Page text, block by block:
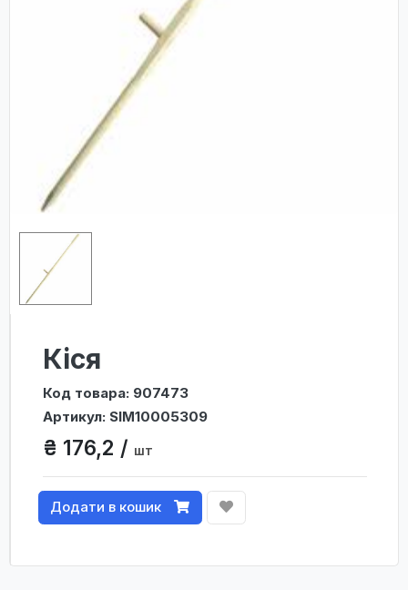
Кіся
Код товара: 907473
Артикул: SIM10005309
₴ 176,2 / шт
Додати в кошик